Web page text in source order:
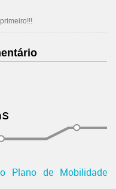
Plano de Mobilidade